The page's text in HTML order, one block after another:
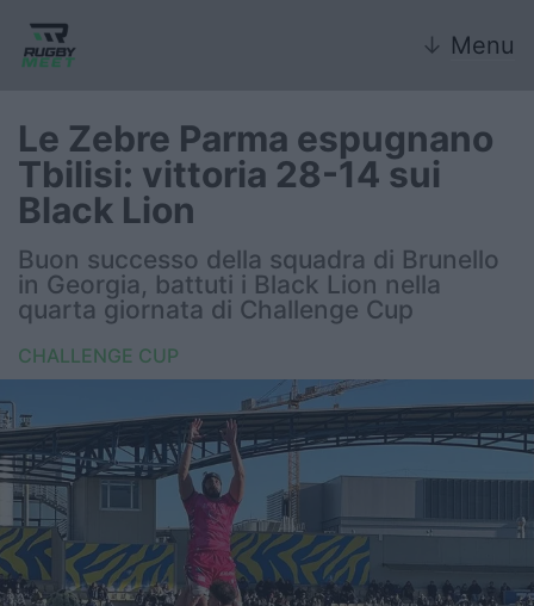
↓ Menu
Nazionale
Nazionali giovanili
Rugby Sevens
FIR
Internazionale
6 Nazioni
United Rugby Championship
Top14
Le Zebre Parma espugnano
Tbilisi: vittoria 28-14 sui
Black Lion
Buon successo della squadra di Brunello
in Georgia, battuti i Black Lion nella
quarta giornata di Challenge Cup
CHALLENGE CUP